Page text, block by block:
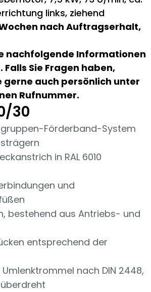
links, ziehend
nach Auftragserhalt,
nachfolgende Informationen
Sie Fragen haben,
gerne auch persönlich unter
Rufnummer.
30
Förderband-System
in RAL 6010
und
bestehend aus Antriebs- und
entsprechend der
nach DIN 2448,